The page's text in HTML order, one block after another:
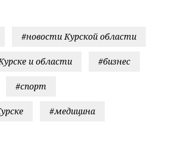
#новости Курской области
и области #бизнес
#спорт
#медицина